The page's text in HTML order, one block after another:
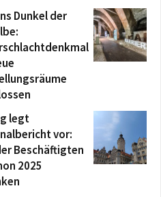
Dunkel der
legt
vor:
Beschäftigten
2025